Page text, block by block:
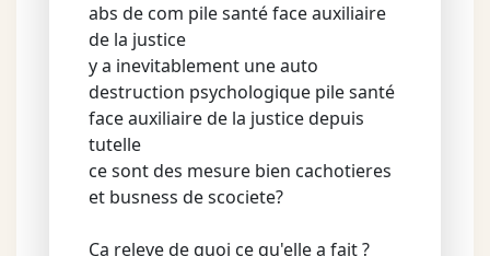
abs de com pile santé face auxiliaire
de la justice
y a inevitablement une auto
destruction psychologique pile santé
face auxiliaire de la justice depuis
tutelle
ce sont des mesure bien cachotieres
et busness de scociete?
Ca releve de quoi ce qu'elle a fait ?